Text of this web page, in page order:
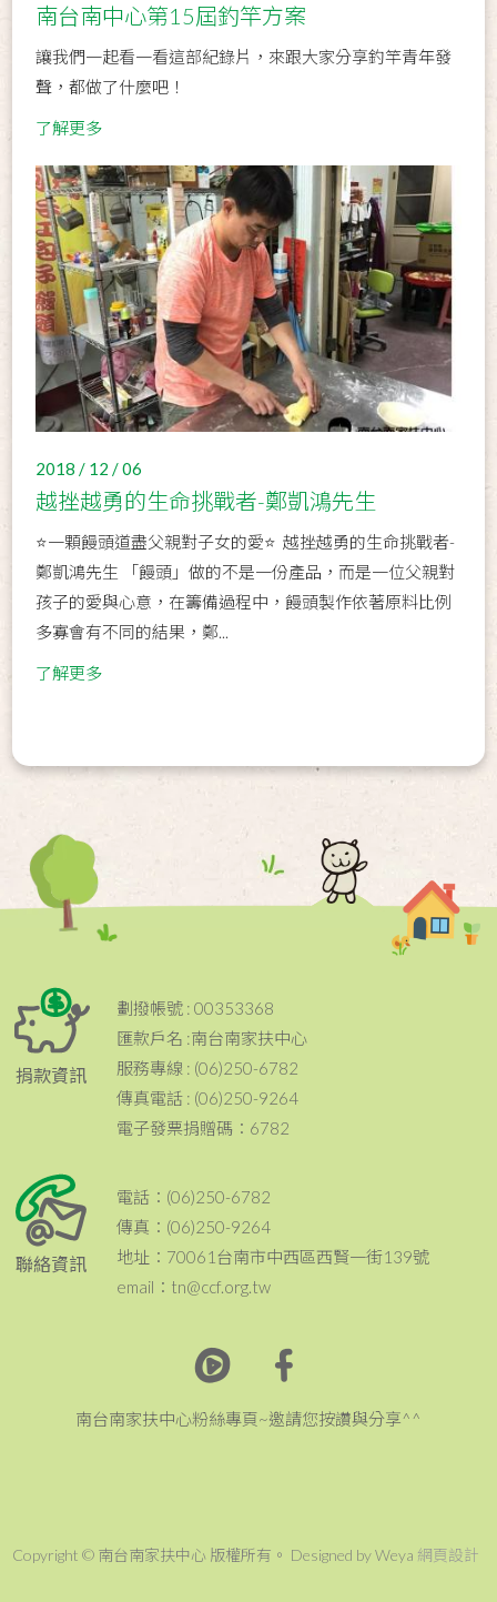
南台南中心第15屆釣竿方案
讓我們一起看一看這部紀錄片，來跟大家分享釣竿青年發
聲，都做了什麼吧！
了解更多
2018 / 12 / 06
越挫越勇的生命挑戰者-鄭凱鴻先生
⭐️一顆饅頭道盡父親對子女的愛⭐️ 越挫越勇的生命挑戰者-
鄭凱鴻先生 「饅頭」做的不是一份產品，而是一位父親對
孩子的愛與心意，在籌備過程中，饅頭製作依著原料比例
多寡會有不同的結果，鄭...
了解更多
捐款資訊
劃撥帳號 : 00353368
匯款戶名 :南台南家扶中心
服務專線 : (06)250-6782
傳真電話 : (06)250-9264
電子發票捐贈碼：6782
聯絡資訊
電話：(06)250-6782
傳真：(06)250-9264
地址：70061台南市中西區西賢一街139號
email：tn@ccf.org.tw
南台南家扶中心粉絲專頁~邀請您按讚與分享^^
Copyright © 南台南家扶中心 版權所有。 Designed by Weya 網頁設計